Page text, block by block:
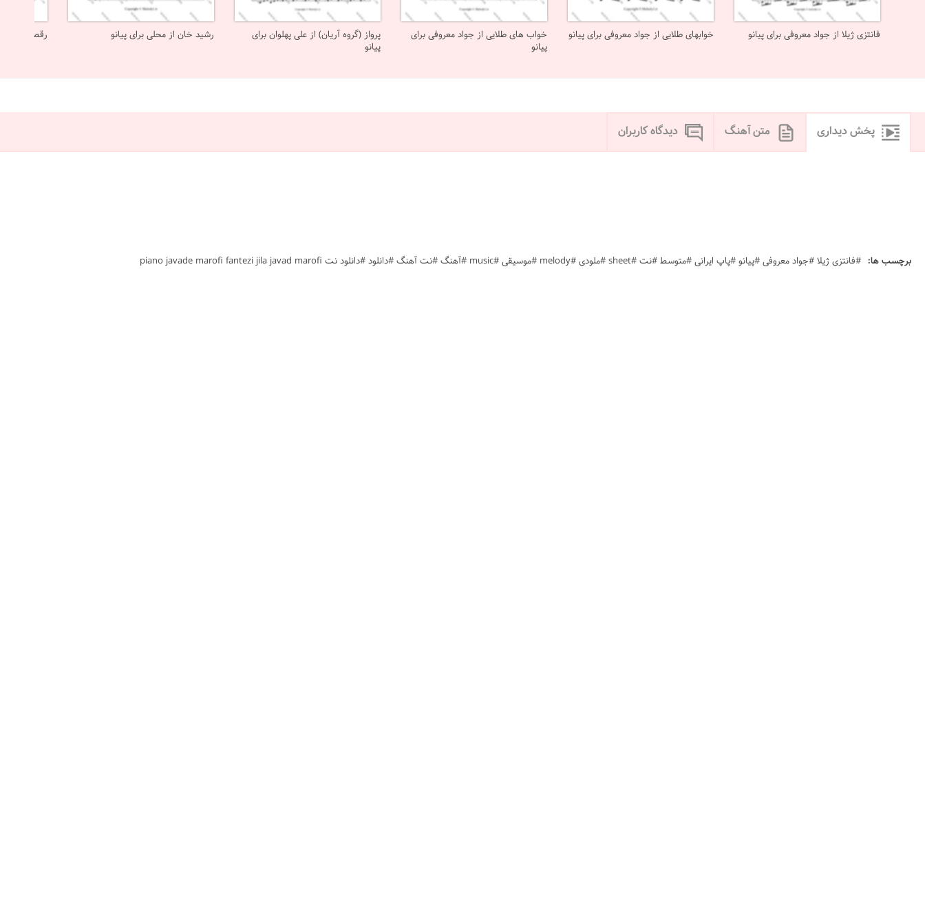
فانتزی ژیلا از جواد معروفی برای پیانو خوابهای طلایی از جواد معروفی برای پیانو
خواب های طلایی از جواد معروفی برای
پیانو
پرواز (گروه آریان) از علی پهلوان برای
پیانو
رشید خان از محلی برای پیانو رقص پروانه
پخش دیداری متن آهنگ دیدگاه کاربران
برچسب ها: #فانتزی ژیلا #جواد معروفی #پیانو #پاپ ایرانی #متوسط #نت #sheet #ملودی #melody #موسیقی #music #آهنگ #نت آهنگ #دانلود #دانلود نت piano javade marofi fantezi jila javad marofi